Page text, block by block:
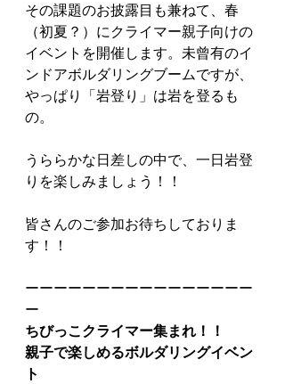
その課題のお披露目も兼ねて、春
（初夏？）にクライマー親子向けの
イベントを開催します。未曾有のイ
ンドアボルダリングブームですが、
やっぱり「岩登り」は岩を登るも
の。
うららかな日差しの中で、一日岩登
りを楽しみましょう！！
皆さんのご参加お待ちしておりま
す！！
ーーーーーーーーーーーーーーーー
ー
ちびっこクライマー集まれ！！
親子で楽しめるボルダリングイベン
ト